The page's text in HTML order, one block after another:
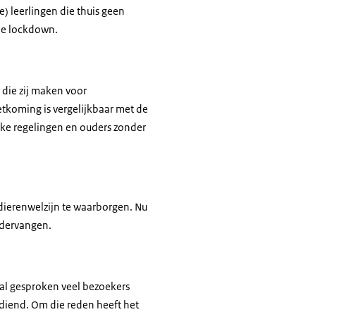
leerlingen die thuis geen
lockdown.
zij maken voor
is vergelijkbaar met de
regelingen en ouders zonder
te waarborgen. Nu
gesproken veel bezoekers
Om die reden heeft het